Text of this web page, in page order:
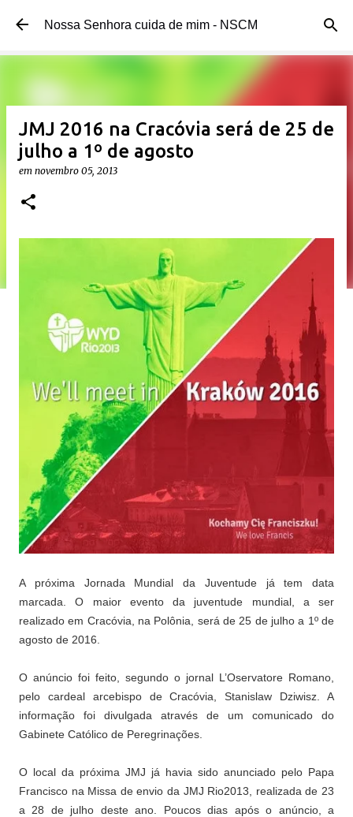
Pular para o conteúdo principal
Nossa Senhora cuida de mim - NSCM
JMJ 2016 na Cracóvia será de 25 de
julho a 1º de agosto
em novembro 05, 2013
A próxima Jornada Mundial da Juventude já tem data
marcada. O maior evento da juventude mundial, a ser
realizado em Cracóvia, na Polônia, será de 25 de julho a 1º de
agosto de 2016.
O anúncio foi feito, segundo o jornal L’Oservatore Romano,
pelo cardeal arcebispo de Cracóvia, Stanislaw Dziwisz. A
informação foi divulgada através de um comunicado do
Gabinete Católico de Peregrinações.
O local da próxima JMJ já havia sido anunciado pelo Papa
Francisco na Missa de envio da JMJ Rio2013, realizada de 23
a 28 de julho deste ano. Poucos dias após o anúncio, a